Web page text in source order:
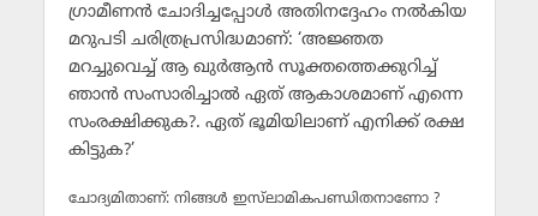
ഗ്രാമീണന്‍ ചോദിച്ചപ്പോള്‍ അതിനദ്ദേഹം നല്‍കിയ
മറുപടി ചരിത്രപ്രസിദ്ധമാണ്: ‘അജ്ഞത
മറച്ചുവെച്ച് ആ ഖുര്‍ആന്‍ സൂക്തത്തെക്കുറിച്ച്
ഞാന്‍ സംസാരിച്ചാല്‍ ഏത് ആകാശമാണ് എന്നെ
സംരക്ഷിക്കുക?. ഏത് ഭൂമിയിലാണ് എനിക്ക് രക്ഷ
കിട്ടുക?’
ചോദ്യമിതാണ്: നിങ്ങള്‍ ഇസ്‌ലാമികപണ്ഡിതനാണോ ?